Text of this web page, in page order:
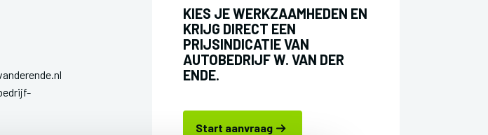
KIES JE WERKZAAMHEDEN EN
KRIJG DIRECT EEN
PRIJSINDICATIE VAN
AUTOBEDRIJF W. VAN DER
ENDE.
Start aanvraag